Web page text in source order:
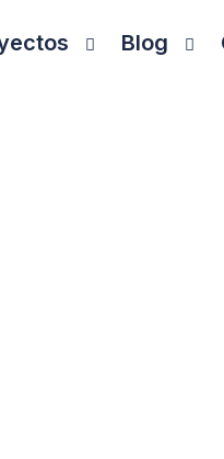
Blog